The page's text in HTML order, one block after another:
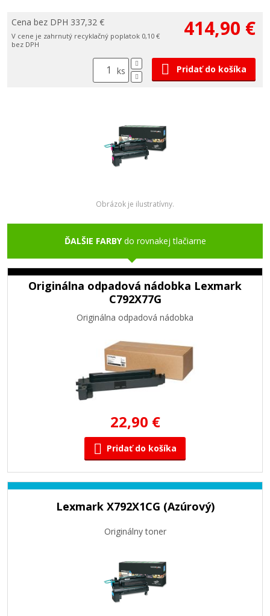
Cena bez DPH 337,32 €
V cene je zahrnutý recyklačný poplatok 0,10 €
bez DPH
414,90 €
ks Pridať do košíka
Obrázok je ilustratívny.
ĎALŠIE FARBYdo rovnakej tlačiarne
Originálna odpadová nádobka Lexmark
C792X77G
Originálna odpadová nádobka
22,90 €
Pridať do košíka
Lexmark X792X1CG (Azúrový)
Originálny toner